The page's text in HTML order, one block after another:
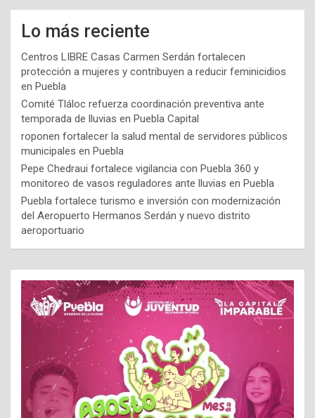
Lo más reciente
Centros LIBRE Casas Carmen Serdán fortalecen
protección a mujeres y contribuyen a reducir feminicidios
en Puebla
Comité Tláloc refuerza coordinación preventiva ante
temporada de lluvias en Puebla Capital
roponen fortalecer la salud mental de servidores públicos
municipales en Puebla
Pepe Chedraui fortalece vigilancia con Puebla 360 y
monitoreo de vasos reguladores ante lluvias en Puebla
Puebla fortalece turismo e inversión con modernización
del Aeropuerto Hermanos Serdán y nuevo distrito
aeroportuario